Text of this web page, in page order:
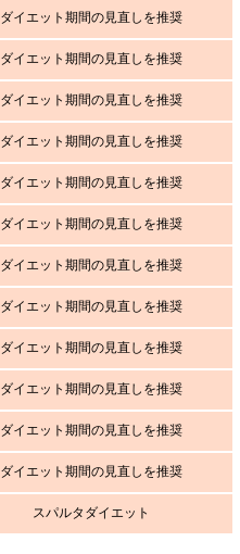
ダイエット期間の見直しを推奨
ダイエット期間の見直しを推奨
ダイエット期間の見直しを推奨
ダイエット期間の見直しを推奨
ダイエット期間の見直しを推奨
ダイエット期間の見直しを推奨
ダイエット期間の見直しを推奨
ダイエット期間の見直しを推奨
ダイエット期間の見直しを推奨
ダイエット期間の見直しを推奨
ダイエット期間の見直しを推奨
ダイエット期間の見直しを推奨
スパルタダイエット